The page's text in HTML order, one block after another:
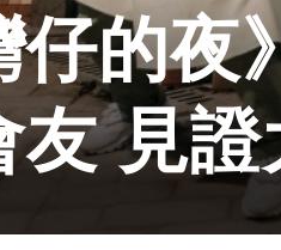
仔的夜
友 見